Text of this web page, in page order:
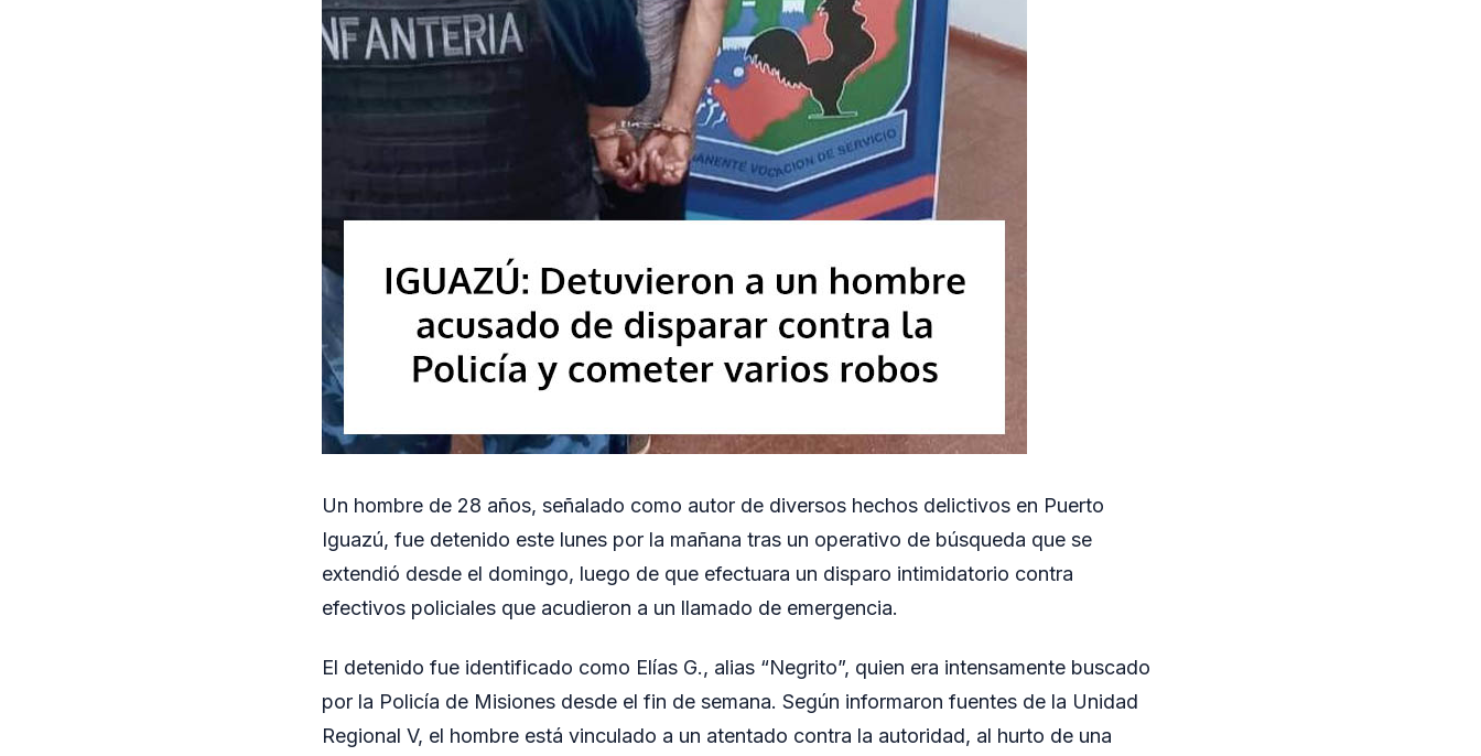
Un hombre de 28 años, señalado como autor de diversos hechos delictivos en Puerto
Iguazú, fue detenido este lunes por la mañana tras un operativo de búsqueda que se
extendió desde el domingo, luego de que efectuara un disparo intimidatorio contra
efectivos policiales que acudieron a un llamado de emergencia.
El detenido fue identificado como Elías G., alias “Negrito”, quien era intensamente buscado
por la Policía de Misiones desde el fin de semana. Según informaron fuentes de la Unidad
Regional V, el hombre está vinculado a un atentado contra la autoridad, al hurto de una